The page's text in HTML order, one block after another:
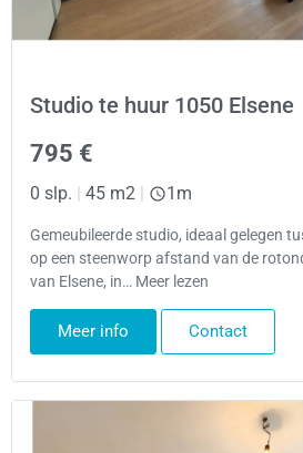
Studio te huur 1050 Elsene
795 €
0 slp. 45 m2 1m
Gemeubileerde studio, ideaal gelegen
op een steenworp afstand van de
van Elsene, in… Meer lezen
Meer info Contact